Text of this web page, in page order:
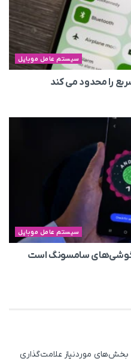
سیستم عامل موبایل
سیستم عامل موبایل
بخش‌های موردنیاز علامت‌گذاری